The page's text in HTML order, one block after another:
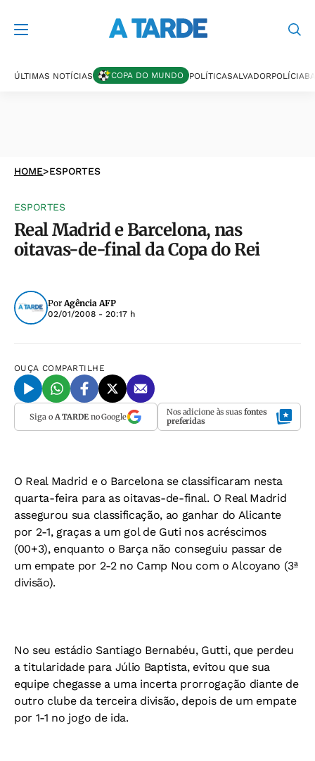
ÚLTIMAS NOTÍCIAS COPA DO MUNDO POLÍTICASALVADORPOLÍCIA
HOME>ESPORTES
ESPORTES
Real Madrid e Barcelona, nas
oitavas-de-final da Copa do Rei
PorAgência AFP
02/01/2008 - 20:17 h
OUÇA COMPARTILHE
Siga o A TARDEno Google Nos adicione às suas fontes
preferidas
O Real Madrid e o Barcelona se classificaram nesta
quarta-feira para as oitavas-de-final. O Real Madrid
assegurou sua classificação, ao ganhar do Alicante
por 2-1, graças a um gol de Guti nos acréscimos
(00+3), enquanto o Barça não conseguiu passar de
um empate por 2-2 no Camp Nou com o Alcoyano (3ª
divisão).
No seu estádio Santiago Bernabéu, Gutti, que perdeu
a titularidade para Júlio Baptista, evitou que sua
equipe chegasse a uma incerta prorrogação diante de
outro clube da terceira divisão, depois de um empate
por 1-1 no jogo de ida.